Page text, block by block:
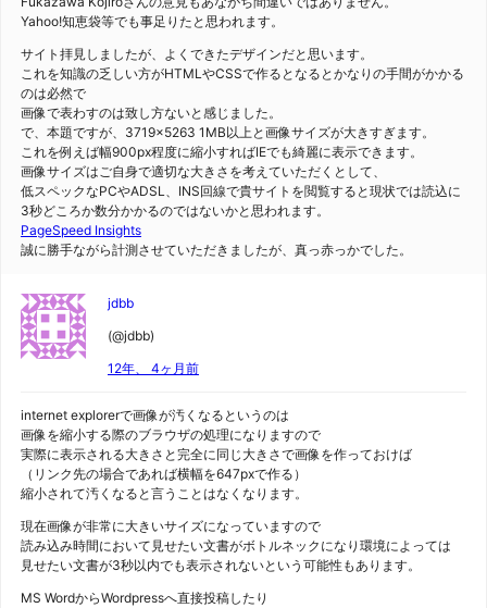
Yahoo!知恵袋等でも事足りたと思われます。
サイト拝見しましたが、よくできたデザインだと思います。
これを知識の乏しい方がHTMLやCSSで作るとなるとかなりの手間がかかる
のは必然で
画像で表わすのは致し方ないと感じました。
で、本題ですが、3719×5263 1MB以上と画像サイズが大きすぎます。
これを例えば幅900px程度に縮小すればIEでも綺麗に表示できます。
画像サイズはご自身で適切な大きさを考えていただくとして、
低スペックなPCやADSL、INS回線で貴サイトを閲覧すると現状では読込に
3秒どころか数分かかるのではないかと思われます。
PageSpeed Insights
誠に勝手ながら計測させていただきましたが、真っ赤っかでした。
jdbb
(@jdbb)
12年、 4ヶ月前
internet explorerで画像が汚くなるというのは
画像を縮小する際のブラウザの処理になりますので
実際に表示される大きさと完全に同じ大きさで画像を作っておけば
（リンク先の場合であれば横幅を647pxで作る）
縮小されて汚くなると言うことはなくなります。
現在画像が非常に大きいサイズになっていますので
読み込み時間において見せたい文書がボトルネックになり環境によっては
見せたい文書が3秒以内でも表示されないという可能性もあります。
MS WordからWordpressへ直接投稿したり